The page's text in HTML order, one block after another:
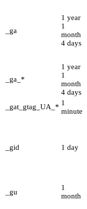
_ga
1 year
1
month
4 days
_ga_*
1 year
1
month
4 days
_gat_gtag_UA_* 1
minute
_gid 1 day
_gu
1
month